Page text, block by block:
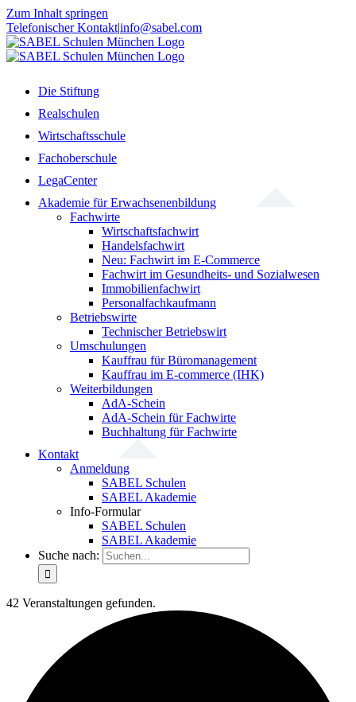
Zum Inhalt springen
Telefonischer Kontakt|info@sabel.com
Die Stiftung
Realschulen
Wirtschaftsschule
Fachoberschule
LegaCenter
Akademie für Erwachsenenbildung
Fachwirte
Wirtschaftsfachwirt
Handelsfachwirt
Neu: Fachwirt im E-Commerce
Fachwirt im Gesundheits- und Sozialwesen
Immobilienfachwirt
Personalfachkaufmann
Betriebswirte
Technischer Betriebswirt
Umschulungen
Kauffrau für Büromanagement
Kauffrau im E-commerce (IHK)
Weiterbildungen
AdA-Schein
AdA-Schein für Fachwirte
Buchhaltung für Fachwirte
Kontakt
Anmeldung
SABEL Schulen
SABEL Akademie
Info-Formular
SABEL Schulen
SABEL Akademie
Suche nach:
42 Veranstaltungen gefunden.